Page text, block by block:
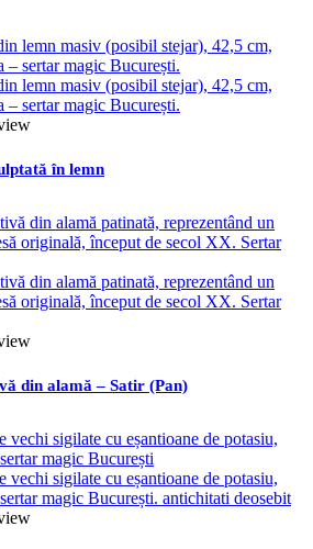
în lemn
din alamă – Satir (Pan)